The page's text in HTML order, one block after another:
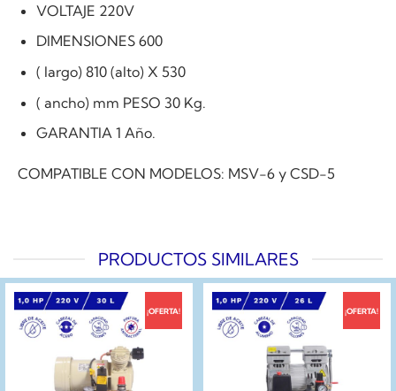
VOLTAJE 220V
DIMENSIONES 600
( largo) 810 (alto) X 530
( ancho) mm PESO 30 Kg.
GARANTIA 1 Año.
COMPATIBLE CON MODELOS: MSV-6 y CSD-5
PRODUCTOS SIMILARES
¡OFERTA! ¡OFERTA!